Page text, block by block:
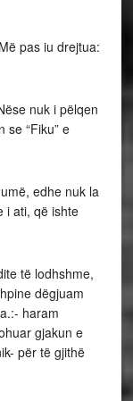
pas iu drejtua:
nuk i pëlqen
se “Fiku” e
edhe nuk la
i ati, që ishte
të lodhshme,
dëgjuam
haram
gjakun e
për të gjithë